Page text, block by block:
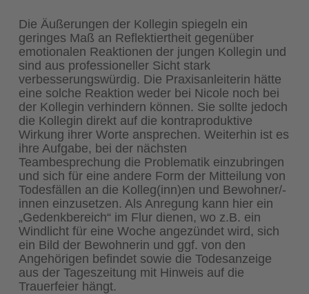
Die Äußerungen der Kollegin spiegeln ein
geringes Maß an Reflektiertheit gegenüber
emotionalen Reaktionen der jungen Kollegin und
sind aus professioneller Sicht stark
verbesserungswürdig. Die Praxisanleiterin hätte
eine solche Reaktion weder bei Nicole noch bei
der Kollegin verhindern können. Sie sollte jedoch
die Kollegin direkt auf die kontraproduktive
Wirkung ihrer Worte ansprechen. Weiterhin ist es
ihre Aufgabe, bei der nächsten
Teambesprechung die Problematik einzubringen
und sich für eine andere Form der Mitteilung von
Todesfällen an die Kolleg(inn)en und Bewohner/-
innen einzusetzen. Als Anregung kann hier ein
„Gedenkbereich“ im Flur dienen, wo z.B. ein
Windlicht für eine Woche angezündet wird, sich
ein Bild der Bewohnerin und ggf. von den
Angehörigen befindet sowie die Todesanzeige
aus der Tageszeitung mit Hinweis auf die
Trauerfeier hängt.